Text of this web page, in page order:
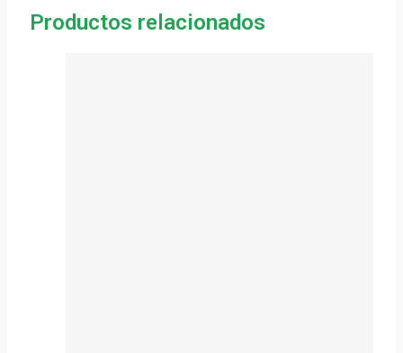
Productos relacionados